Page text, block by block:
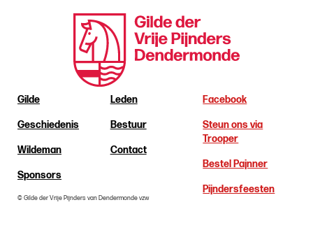
Gilde
Geschiedenis
Wildeman
Sponsors
Leden
Bestuur
Contact
Facebook
Steun ons via
Trooper
Bestel Pajnner
Pijndersfeesten
© Gilde der Vrije Pijnders van Dendermonde vzw